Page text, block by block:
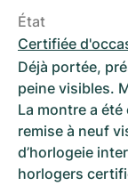
État
Certifiée
Déjà portée,
peine visibles.
La montre a
remise à neuf
d’horlogeie
horlogers